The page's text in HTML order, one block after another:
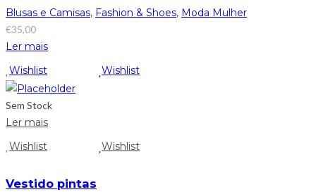
Blusas e Camisas, Fashion & Shoes, Moda Mulher
€35,00
Ler mais
Wishlist
Wishlist
Sem Stock
Ler mais
Wishlist
Wishlist
Vestido pintas